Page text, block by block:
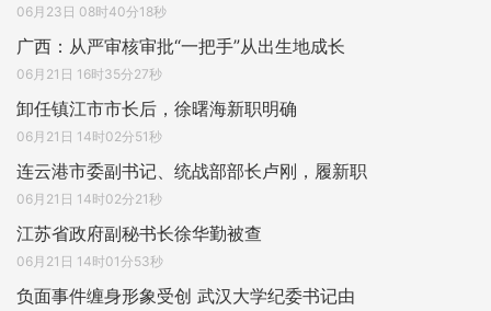
06月23日 08时40分18秒
广西：从严审核审批“一把手”从出生地成长
06月21日 16时35分27秒
卸任镇江市市长后，徐曙海新职明确
06月21日 14时02分51秒
连云港市委副书记、统战部部长卢刚，履新职
06月21日 14时02分21秒
江苏省政府副秘书长徐华勤被查
06月21日 14时01分53秒
负面事件缠身形象受创 武汉大学纪委书记由